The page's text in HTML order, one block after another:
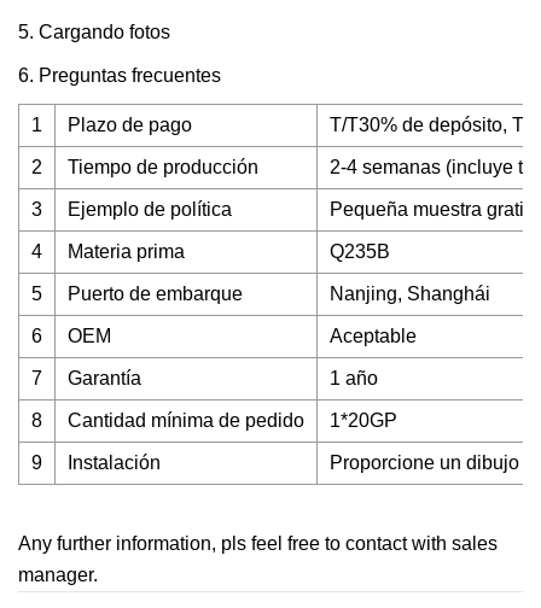
5. Cargando fotos
6. Preguntas frecuentes
1 Plazo de pago T/T30% de depósito, T/
2 Tiempo de producción 2-4 semanas (incluye
3 Ejemplo de política Pequeña muestra
4 Materia prima Q235B
5 Puerto de embarque Nanjing, Shanghái
6 OEM Aceptable
7 Garantía 1 año
8 Cantidad mínima de pedido 1*20GP
9 Instalación Proporcione un dibujo
Any further information, pls feel free to contact with sales
manager.